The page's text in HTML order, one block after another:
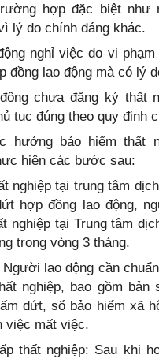
hợp đặc biệt như
lý do chính đáng khác.
nghỉ việc do vi phạm
đồng lao động mà có lý
chưa đăng ký thất
tục đúng theo quy định
hưởng bảo hiểm thất
hiện các bước sau:
nghiệp tại trung tâm
hợp đồng lao động,
nghiệp tại Trung tâm
trong vòng 3 tháng.
lao động cần
nghiệp, bao gồm bản
dứt, sổ bảo hiểm xã
việc mất việc.
thất nghiệp: Sau khi